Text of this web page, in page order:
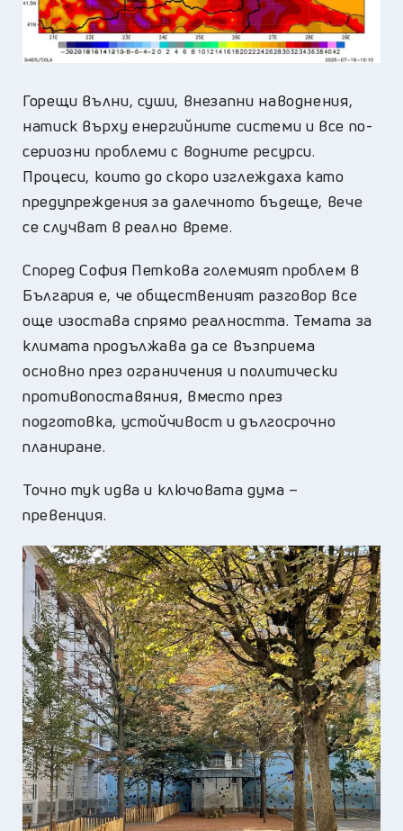
Горещи вълни, суши, внезапни наводнения,
натиск върху енергийните системи и все по-
сериозни проблеми с водните ресурси.
Процеси, които до скоро изглеждаха като
предупреждения за далечното бъдеще, вече
се случват в реално време.
Според София Петкова големият проблем в
България е, че общественият разговор все
още изостава спрямо реалността. Темата за
климата продължава да се възприема
основно през ограничения и политически
противопоставяния, вместо през
подготовка, устойчивост и дългосрочно
планиране.
Точно тук идва и ключовата дума –
превенция.